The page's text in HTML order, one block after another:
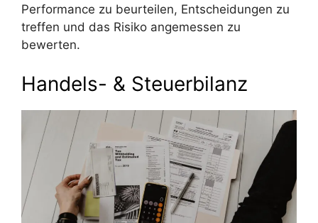
Performance zu beurteilen, Entscheidungen zu
treffen und das Risiko angemessen zu
bewerten.
Handels- & Steuerbilanz